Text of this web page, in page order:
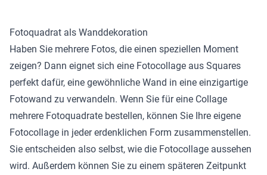
Fotoquadrat als Wanddekoration
Haben Sie mehrere Fotos, die einen speziellen Moment
zeigen? Dann eignet sich eine Fotocollage aus Squares
perfekt dafür, eine gewöhnliche Wand in eine einzigartige
Fotowand zu verwandeln. Wenn Sie für eine Collage
mehrere Fotoquadrate bestellen, können Sie Ihre eigene
Fotocollage in jeder erdenklichen Form zusammenstellen.
Sie entscheiden also selbst, wie die Fotocollage aussehen
wird. Außerdem können Sie zu einem späteren Zeitpunkt